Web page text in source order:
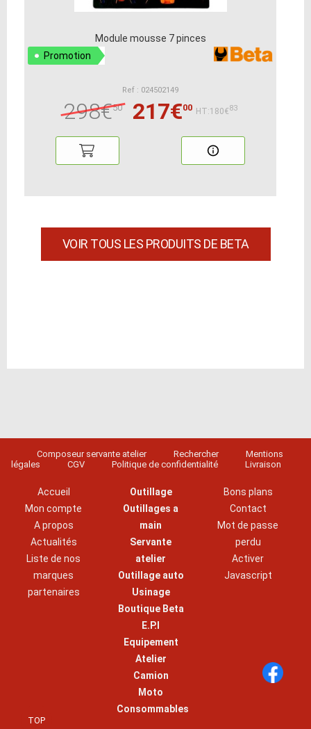
Module mousse 7 pinces
Promotion
Ref : 024502149
298€50 217€00 HT:180€83
VOIR TOUS LES PRODUITS DE BETA
Composeur servante atelier Rechercher
Mentions
légales
CGV Politique de confidentialité Livraison
Accueil
Mon compte
A propos
Actualités
Liste de nos
marques
partenaires
Outillage
Outillages a
main
Servante
atelier
Outillage auto
Usinage
Boutique Beta
E.P.I
Equipement
Atelier
Camion
Moto
Consommables
Bons plans
Contact
Mot de passe
perdu
Activer
Javascript
TOP